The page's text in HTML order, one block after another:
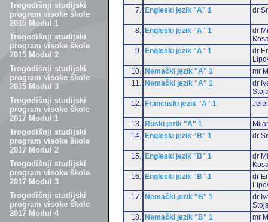
Trogodišnji studijski
program visoke škole
2015 Modul 1
Trogodišnji studijski
program visoke škole
2015 Modul 2
Trogodišnji studijski
program visoke škole
2015 Modul 3
Trogodišnji studijski
program visoke škole
2017 Modul 1
Trogodišnji studijski
program visoke škole
2017 Modul 2
Trogodišnji studijski
program visoke škole
2017 Modul 3
Trogodišnji studijski
program visoke škole
2017 Modul 4
7. Engleski jezik "A" 1 dr
8. Engleski jezik "A" 1
dr
9.
Engleski jezik "A" 1
dr
10.
Nemački jezik "A" 1
mr
11.
Nemački jezik "A" 1
dr
12.
Francuski jezik "A" 1
13. Ruski jezik "A" 1
14.
Engleski jezik "B" 1 dr
15. Engleski jezik "B" 1
dr
16.
Engleski jezik "B" 1
dr
17.
Nemački jezik "B" 1
dr
18.
Nemački jezik "B" 1 mr